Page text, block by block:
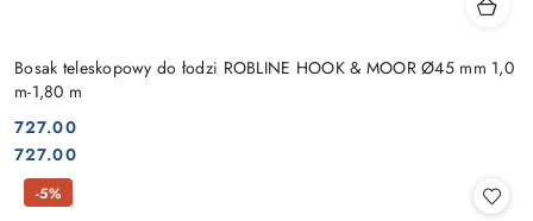
Bosak teleskopowy do łodzi ROBLINE HOOK & MOOR Ø45 mm 1,0
m-1,80 m
Cena:
727.00
Cena:
727.00
-5%